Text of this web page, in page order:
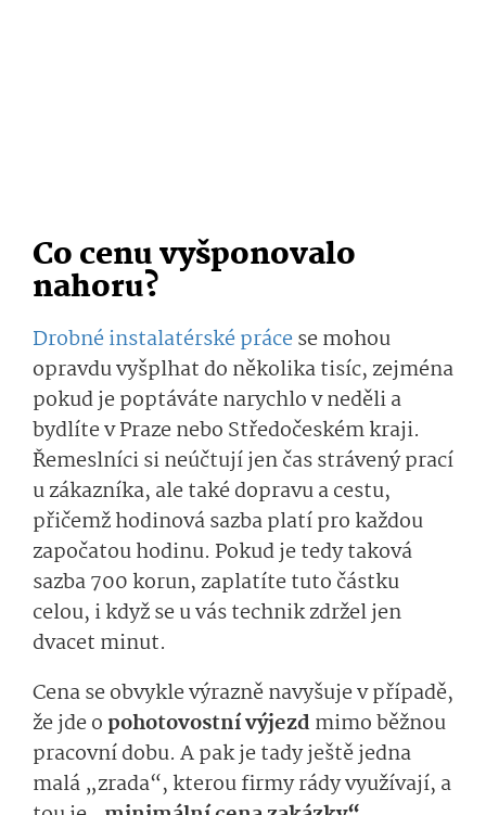
Co cenu vyšponovalo
nahoru?
Drobné instalatérské prácese mohou
opravdu vyšplhat do několika tisíc, zejména
pokud je poptáváte narychlo v neděli a
bydlíte v Praze nebo Středočeském kraji.
Řemeslníci si neúčtují jen čas strávený prací
u zákazníka, ale také dopravu a cestu,
přičemž hodinová sazba platí pro každou
započatou hodinu. Pokud je tedy taková
sazba 700 korun, zaplatíte tuto částku
celou, i když se u vás technik zdržel jen
dvacet minut.
Cena se obvykle výrazně navyšuje v případě,
že jde opohotovostní výjezd mimo běžnou
pracovní dobu. A pak je tady ještě jedna
malá „zrada“, kterou firmy rády využívají, a